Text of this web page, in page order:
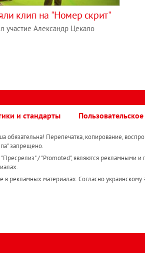
клип на "Номер скрит"
участие Александр Цекало
и стандарты
Перепечатка, копирование,
запрещено.
/ "Promoted", являются рекламными и
материалах. Согласно украинскому